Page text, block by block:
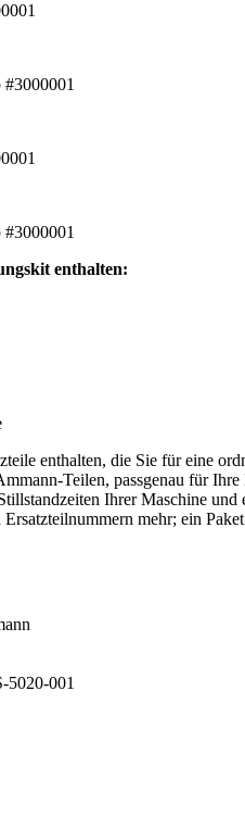
enthalten:
enthalten, die Sie für eine
Teilen, passgenau für
Ihrer Maschine
mehr; ein
5020-001